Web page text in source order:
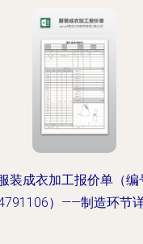
装成衣加工报价单（编
）——制造环节